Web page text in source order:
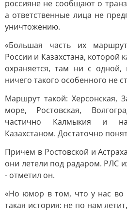
россияне не сообщают о
а ответственные лица не
уничтожению.
«Большая часть их
России и Казахстана, которой
охраняется, там ни с
ничего такого особенного не
Маршрут такой: Херсонская,
море, Ростовская,
частично Калмыкия и
Казахстаном. Достаточно
Причем в Ростовской и
они летели под радаром. РЛС
- отметил он.
«Но юмор в том, что у нас во
такая история: не по нам